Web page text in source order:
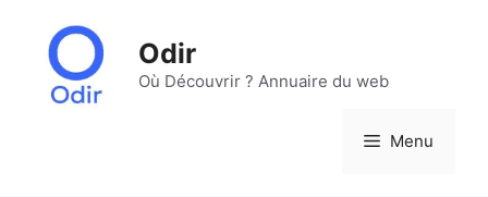
contenu
Odir
Où Découvrir ? Annuaire du web
Menu